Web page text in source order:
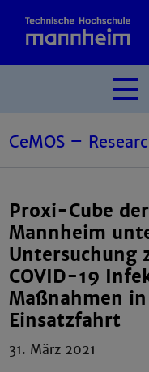
CeMOS –
Proxi-Cube
Mannheim
Untersuchung
COVID-19
Maßnahmen
Einsatzfahrt
31. März 2021